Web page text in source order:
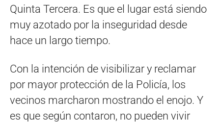
Quinta Tercera. Es que el lugar está siendo
muy azotado por la inseguridad desde
hace un largo tiempo.
Con la intención de visibilizar y reclamar
por mayor protección de la Policía, los
vecinos marcharon mostrando el enojo. Y
es que según contaron, no pueden vivir